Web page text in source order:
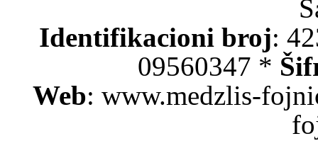
Identifikacioni broj:
09560347 *
Web: www.medzlis-